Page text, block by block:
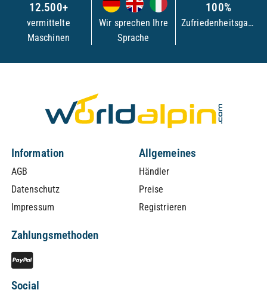
12.500+
vermittelte
Maschinen
Wir sprechen Ihre
Sprache
100%
Zufriedenheitsgarantie
Information
AGB
Datenschutz
Impressum
Allgemeines
Händler
Preise
Registrieren
Zahlungsmethoden
Social